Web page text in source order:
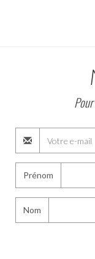
Prénom
Nom